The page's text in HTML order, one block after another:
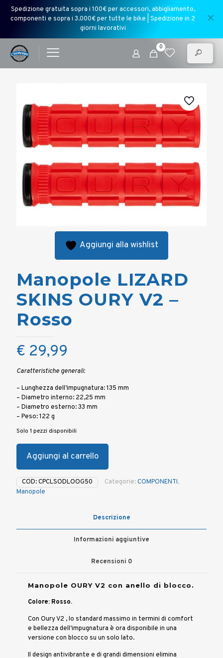
Spedizione gratuita sopra i 100€ per accessori, abbigliamento,
componenti e sopra i 3.000€ per tutte le bike | Spedizione in 2
giorni lavorativi
✕
0
Aggiungi alla wishlist
Manopole LIZARD
SKINS OURY V2 –
Rosso
€ 29,99
Caratteristiche generali:
– Lunghezza dell’impugnatura: 135 mm
– Diametro interno: 22,25 mm
– Diametro esterno: 33 mm
– Peso: 122 g
Solo 1 pezzi disponibili
Aggiungi al carrello
COD:CPCLSODLOOG50 Categorie:COMPONENTI,
Manopole
Descrizione
Informazioni aggiuntive
Recensioni 0
Manopole OURY V2 con anello di blocco.
Colore: Rosso.
Con Oury V2 , lo standard massimo in termini di comfort
e bellezza dell’impugnatura è ora disponibile in una
versione con blocco su un solo lato.
Il design antivibrante e di grandi dimensioni elimina